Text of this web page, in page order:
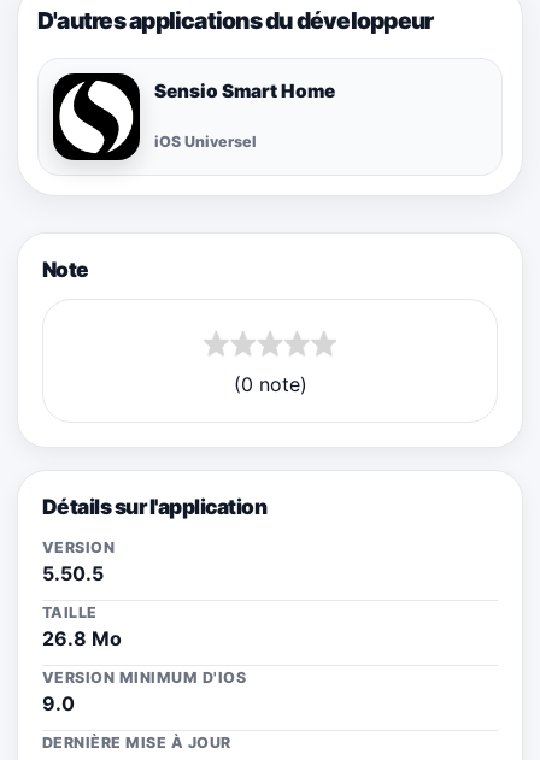
D'autres applications du développeur
Sensio Smart Home
iOS Universel
Note
(0 note)
Détails sur l'application
VERSION
5.50.5
TAILLE
26.8 Mo
VERSION MINIMUM D'IOS
9.0
DERNIÈRE MISE À JOUR